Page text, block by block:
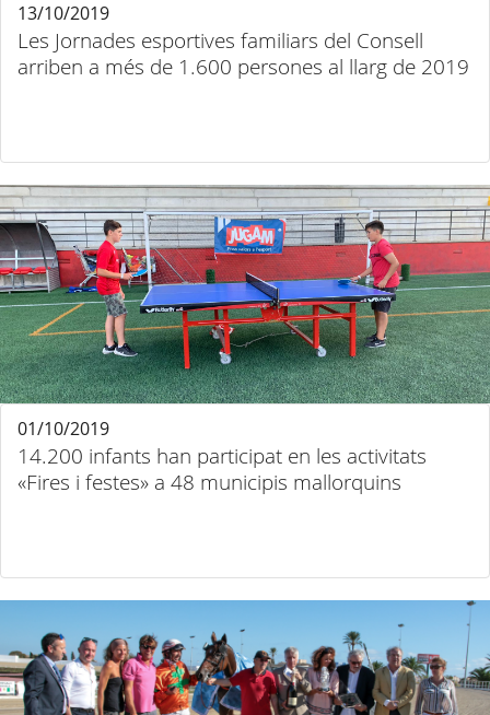
Les Jornades esportives familiars del Consell
arriben a més de 1.600 persones al llarg de 2019
13/10/2019
14.200 infants han participat en les activitats
«Fires i festes» a 48 municipis mallorquins
01/10/2019